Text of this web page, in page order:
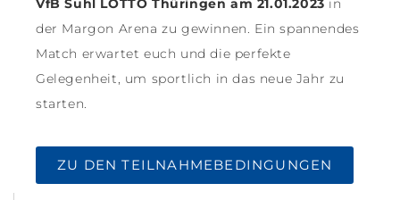
VfB Suhl LOTTO Thüringen am 21.01.2023 in
der Margon Arena zu gewinnen. Ein spannendes
Match erwartet euch und die perfekte
Gelegenheit, um sportlich in das neue Jahr zu
starten.
ZU DEN TEILNAHMEBEDINGUNGEN